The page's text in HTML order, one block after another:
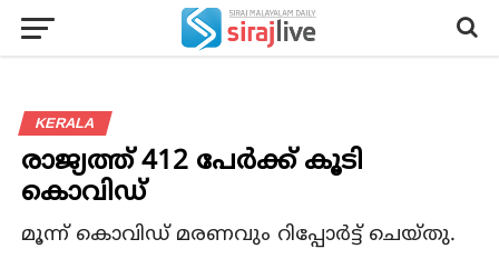
KERALA
രാജ്യത്ത് 412 പേര്‍ക്ക് കൂടി
കൊവിഡ്
മൂന്ന് കൊവിഡ് മരണവും റിപ്പോര്‍ട്ട് ചെയ്തു.